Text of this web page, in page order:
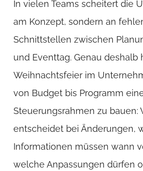
In vielen Teams scheitert die
am Konzept, sondern an
Schnittstellen zwischen
und Eventtag. Genau deshalb
Weihnachtsfeier im
von Budget bis Programm
Steuerungsrahmen zu bauen:
entscheidet bei Änderungen,
Informationen müssen wann
welche Anpassungen dürfen